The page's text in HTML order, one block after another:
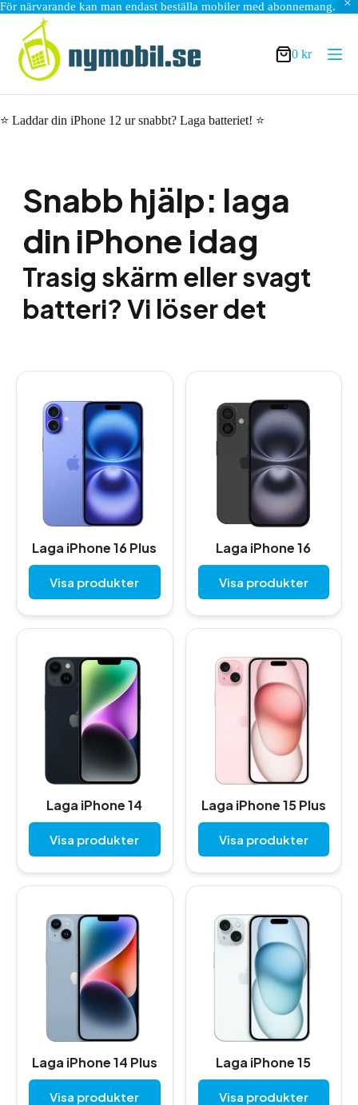
För närvarande kan man endast beställa mobiler med abonnemang.
innehåll
Varukorg
0 kr
⭐ Laddar din iPhone 12 ur snabbt? Laga batteriet! ⭐
Snabb hjälp: laga
din iPhone idag
Trasig skärm eller svagt
batteri? Vi löser det
Laga iPhone 16 Plus
Visa produkter
Laga iPhone 16
Visa produkter
Laga iPhone 14
Visa produkter
Laga iPhone 15 Plus
Visa produkter
Laga iPhone 14 Plus
Visa produkter
Laga iPhone 15
Visa produkter